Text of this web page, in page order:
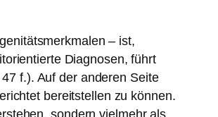
– ist,
Diagnosen, führt
f.). Auf der anderen Seite
bereitstellen zu können.